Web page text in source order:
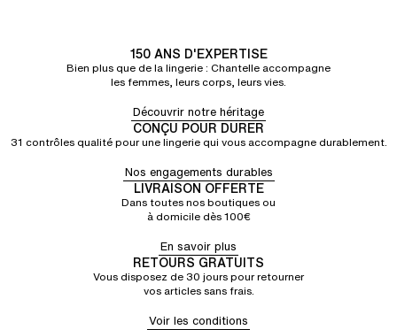
150 ANS D'EXPERTISE
Bien plus que de la lingerie : Chantelle accompagne
les femmes, leurs corps, leurs vies.
Découvrir notre héritage
CONÇU POUR DURER
31 contrôles qualité pour une lingerie qui vous accompagne durablement.
Nos engagements durables
LIVRAISON OFFERTE
Dans toutes nos boutiques ou
à domicile dès 100€
En savoir plus
RETOURS GRATUITS
Vous disposez de 30 jours pour retourner
vos articles sans frais.
Voir les conditions